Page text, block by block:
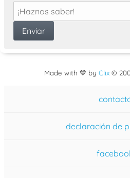
Made with 💙 by Clix©
declaración de